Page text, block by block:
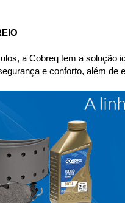
a Cobreq tem a
e conforto, além de